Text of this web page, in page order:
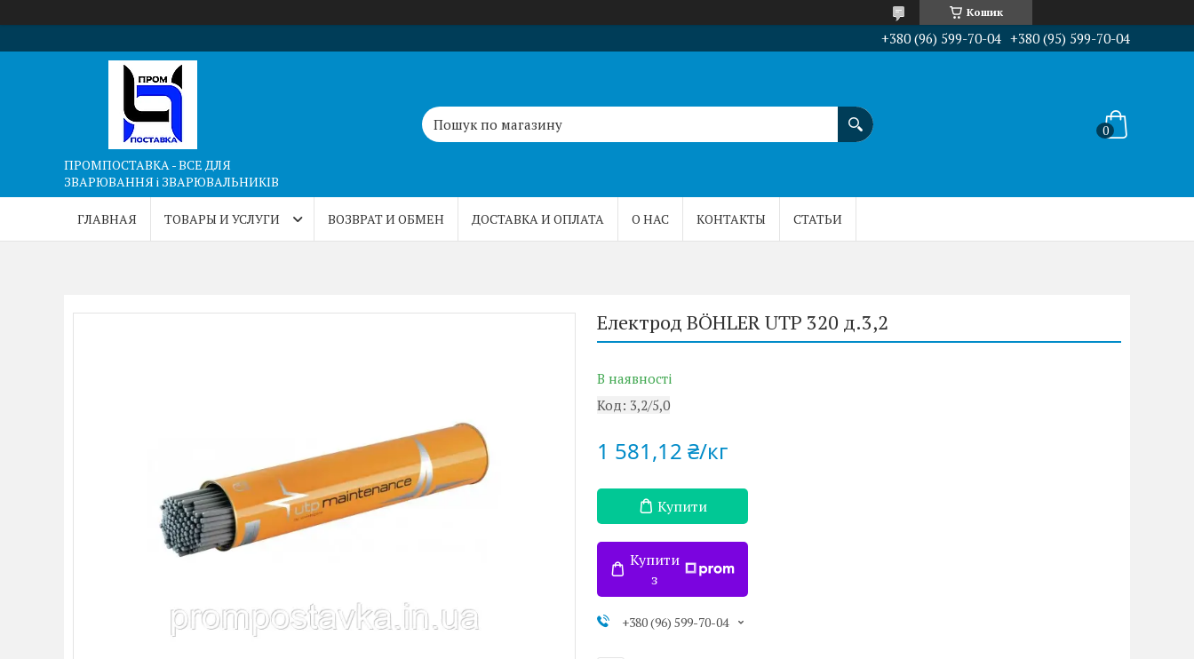
Кошик
+380 (96) 599-70-04 +380 (95) 599-70-04
ПРОМПОСТАВКА - ВСЕ ДЛЯ
ЗВАРЮВАННЯ і ЗВАРЮВАЛЬНИКІВ
ГЛАВНАЯ ТОВАРЫ И УСЛУГИ ВОЗВРАТ И ОБМЕН ДОСТАВКА И ОПЛАТА О НАС КОНТАКТЫ СТАТЬИ
Електрод BÖHLER UTP 320 д.3,2
В наявності
Код: 3,2/5,0
1 581,12 ₴/кг
Купити
Купити
з
+380 (96) 599-70-04